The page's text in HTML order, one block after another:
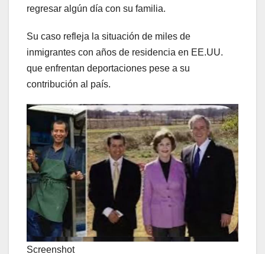
regresar algún día con su familia.
Su caso refleja la situación de miles de
inmigrantes con años de residencia en EE.UU.
que enfrentan deportaciones pese a su
contribución al país.
Screenshot